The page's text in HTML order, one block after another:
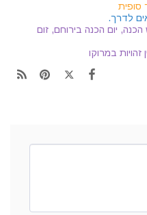
סופית
לדרך.
יום הכנה בירוחם, זום
במרוקו